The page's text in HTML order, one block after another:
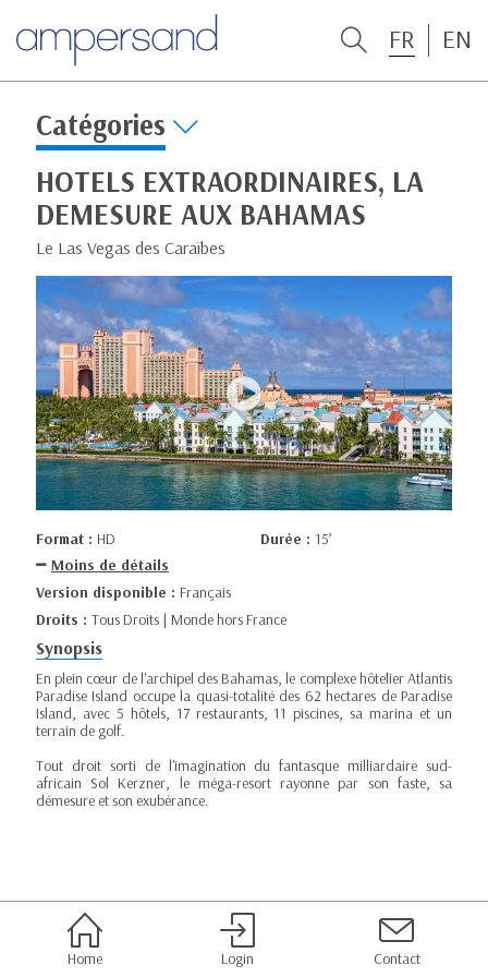
FR EN
Catégories
HOTELS EXTRAORDINAIRES, LA
DEMESURE AUX BAHAMAS
Le Las Vegas des Caraïbes
Format : HD Durée : 15’
Moins de détails
Version disponible : Français
Droits : Tous Droits | Monde hors France
Synopsis
En plein cœur de l'archipel des Bahamas, le complexe hôtelier Atlantis
Paradise Island occupe la quasi-totalité des 62 hectares de Paradise
Island, avec 5 hôtels, 17 restaurants, 11 piscines, sa marina et un
terrain de golf.
Tout droit sorti de l'imagination du fantasque milliardaire sud-
africain Sol Kerzner, le méga-resort rayonne par son faste, sa
démesure et son exubérance.
Home Login Contact